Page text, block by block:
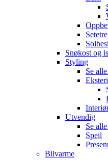
Snøkost og
Styling
Se alle
Utvendig
Se alle
Speil
Bilvarme